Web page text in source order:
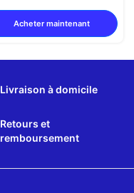
Acheter maintenant
Livraison à domicile
Retours et
remboursement